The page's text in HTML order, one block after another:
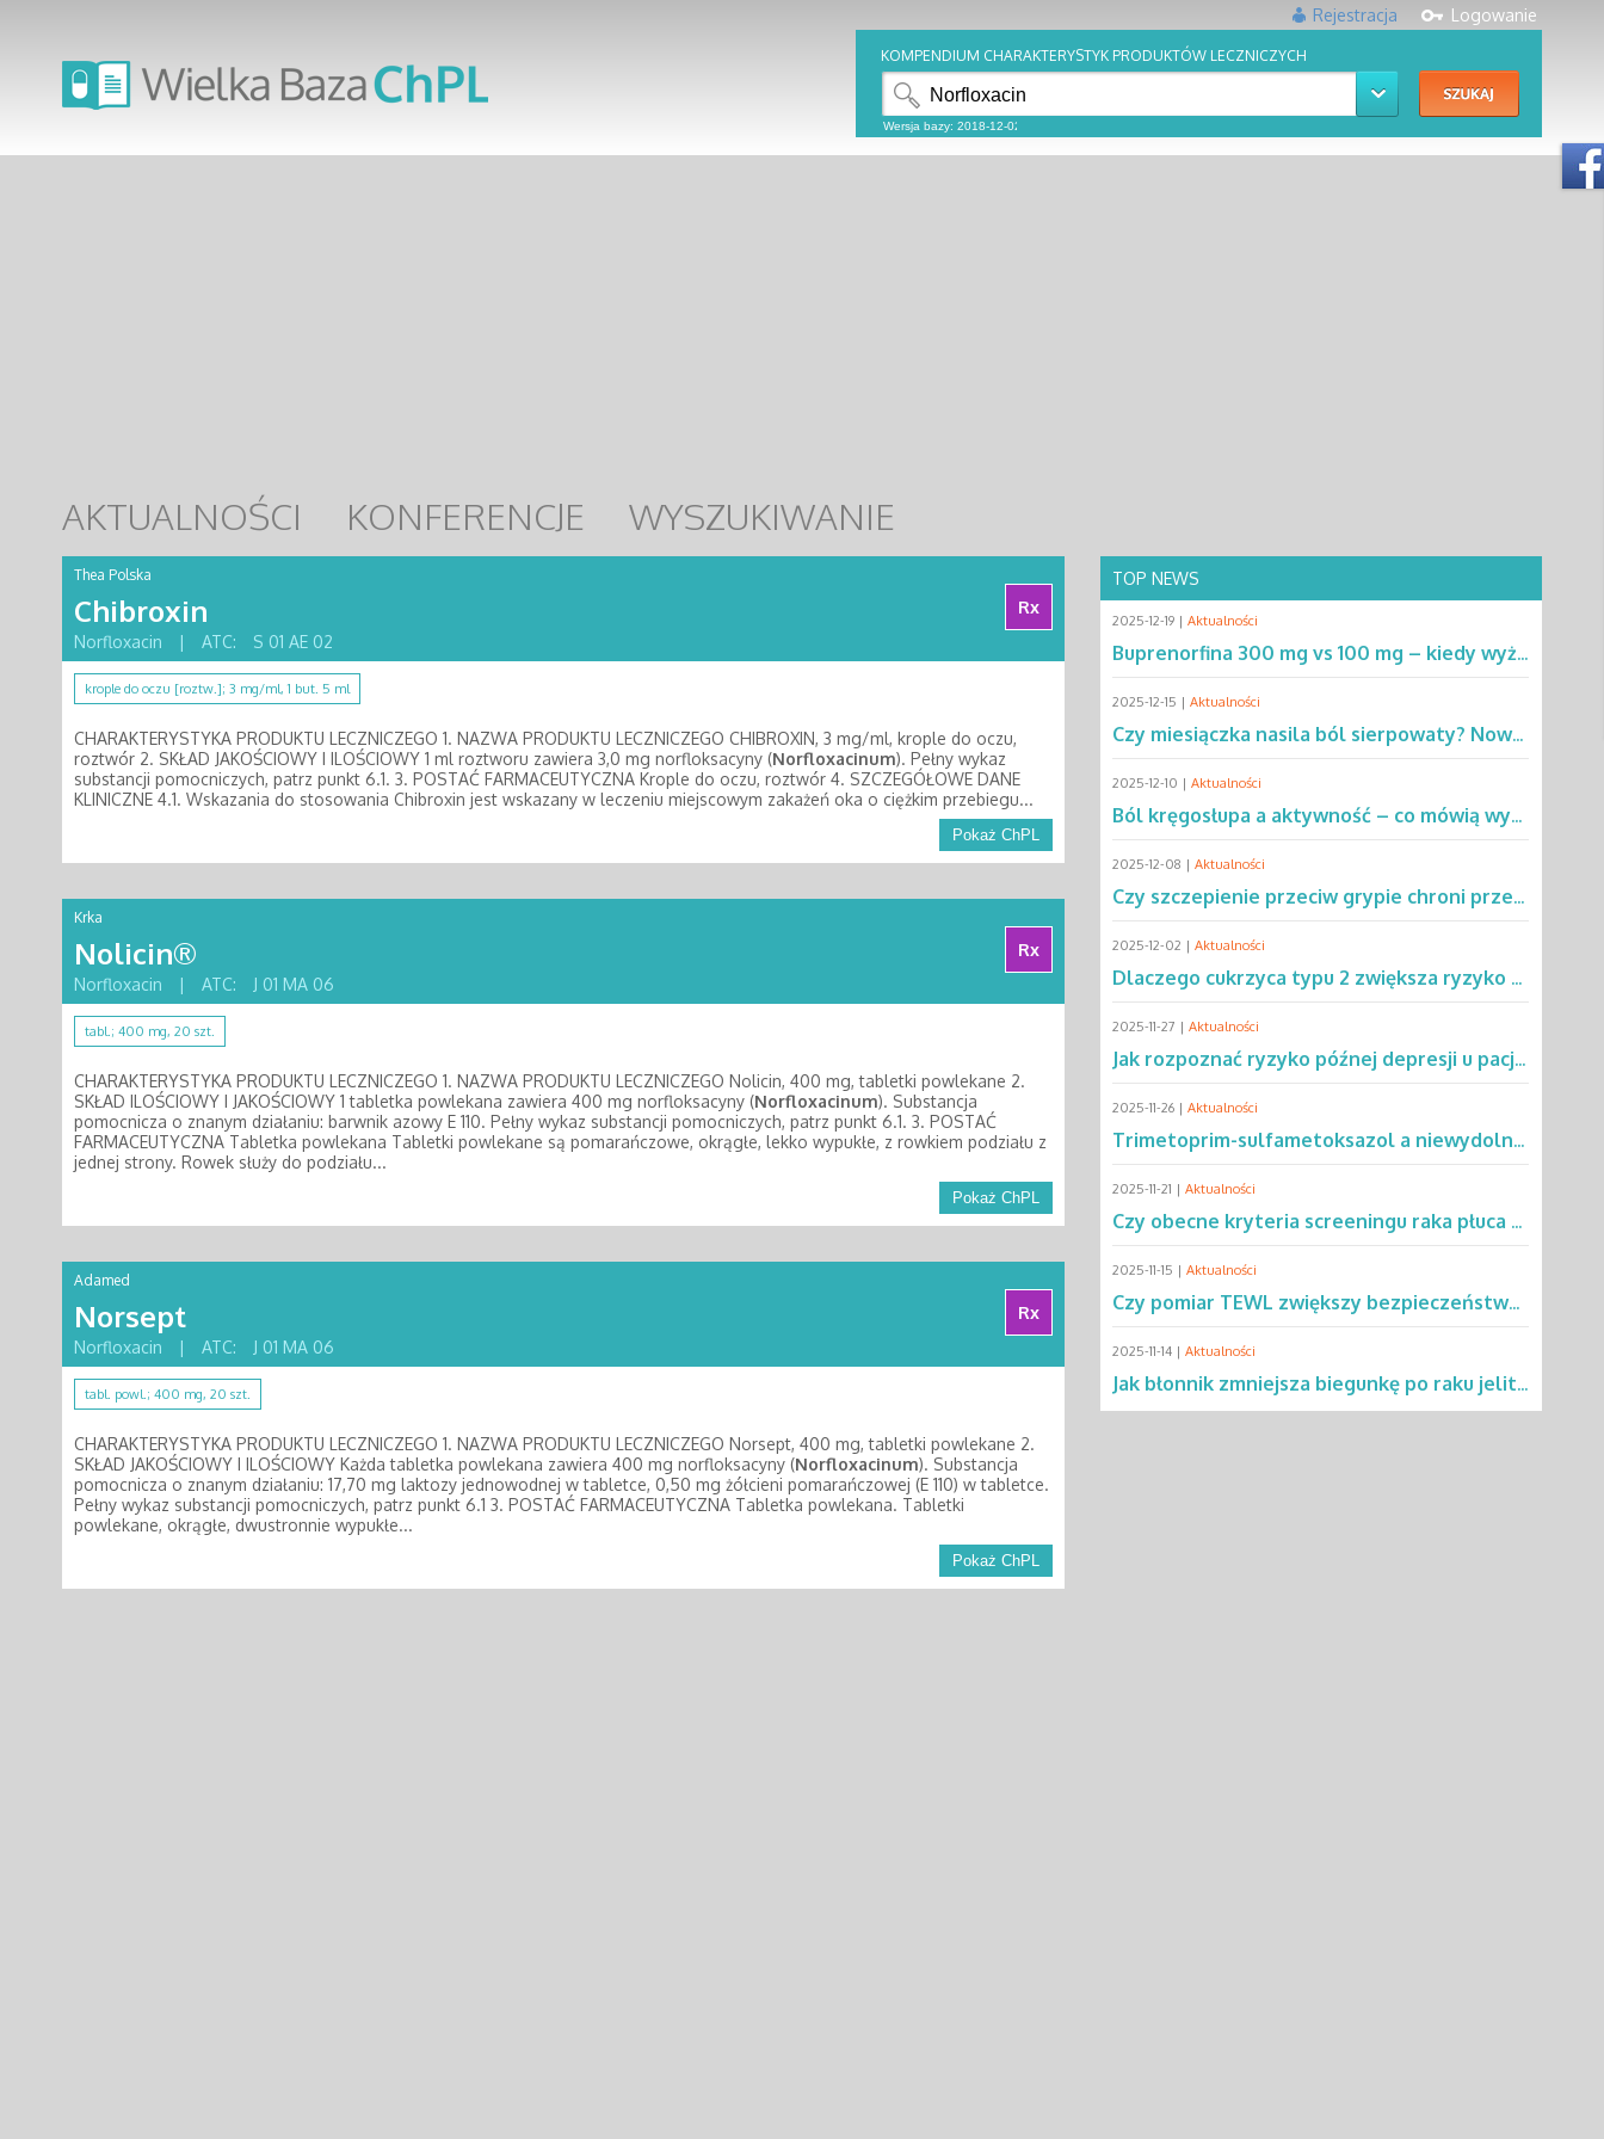
Logowanie
Rejestracja
KOMPENDIUM CHARAKTERYSTYK PRODUKTÓW LECZNICZYCH
AKTUALNOŚCI KONFERENCJE WYSZUKIWANIE
Thea Polska
Chibroxin
Rx
Norfloxacin
| ATC: S 01 AE 02
krople do oczu [roztw.]; 3 mg/ml, 1 but. 5 ml
CHARAKTERYSTYKA PRODUKTU LECZNICZEGO 1. NAZWA PRODUKTU LECZNICZEGO CHIBROXIN, 3 mg/ml, krople do oczu,
roztwór 2. SKŁAD JAKOŚCIOWY I ILOŚCIOWY 1 ml roztworu zawiera 3,0 mg norfloksacyny (Norfloxacinum). Pełny wykaz
substancji pomocniczych, patrz punkt 6.1. 3. POSTAĆ FARMACEUTYCZNA Krople do oczu, roztwór 4. SZCZEGÓŁOWE DANE
KLINICZNE 4.1. Wskazania do stosowania Chibroxin jest wskazany w leczeniu miejscowym zakażeń oka o ciężkim przebiegu...
Pokaż ChPL
Krka
Nolicin®
Rx
Norfloxacin
| ATC: J 01 MA 06
tabl.; 400 mg, 20 szt.
CHARAKTERYSTYKA PRODUKTU LECZNICZEGO 1. NAZWA PRODUKTU LECZNICZEGO Nolicin, 400 mg, tabletki powlekane 2.
SKŁAD ILOŚCIOWY I JAKOŚCIOWY 1 tabletka powlekana zawiera 400 mg norfloksacyny (Norfloxacinum). Substancja
pomocnicza o znanym działaniu: barwnik azowy E 110. Pełny wykaz substancji pomocniczych, patrz punkt 6.1. 3. POSTAĆ
FARMACEUTYCZNA Tabletka powlekana Tabletki powlekane są pomarańczowe, okrągłe, lekko wypukłe, z rowkiem podziału z
jednej strony. Rowek służy do podziału...
Pokaż ChPL
Adamed
Norsept
Rx
Norfloxacin
| ATC: J 01 MA 06
tabl. powl.; 400 mg, 20 szt.
CHARAKTERYSTYKA PRODUKTU LECZNICZEGO 1. NAZWA PRODUKTU LECZNICZEGO Norsept, 400 mg, tabletki powlekane 2.
SKŁAD JAKOŚCIOWY I ILOŚCIOWY Każda tabletka powlekana zawiera 400 mg norfloksacyny (Norfloxacinum). Substancja
pomocnicza o znanym działaniu: 17,70 mg laktozy jednowodnej w tabletce, 0,50 mg żółcieni pomarańczowej (E 110) w tabletce.
Pełny wykaz substancji pomocniczych, patrz punkt 6.1 3. POSTAĆ FARMACEUTYCZNA Tabletka powlekana. Tabletki
powlekane, okrągłe, dwustronnie wypukłe...
Pokaż ChPL
TOP NEWS
2025-12-19 | Aktualności
Buprenorfina 300 mg vs 100 mg – kiedy wyższa dawka ma przewagę? Sprawdź!
2025-12-15 | Aktualności
Czy miesiączka nasila ból sierpowaty? Nowe dane zmieniają podejście do SCD
2025-12-10 | Aktualności
Ból kręgosłupa a aktywność – co mówią wyniki rocznej obserwacji?
2025-12-08 | Aktualności
Czy szczepienie przeciw grypie chroni przed chorobą Parkinsona?
2025-12-02 | Aktualności
Dlaczego cukrzyca typu 2 zwiększa ryzyko gruźlicy? Poznaj mechanizmy
2025-11-27 | Aktualności
Jak rozpoznać ryzyko późnej depresji u pacjentów po leczeniu raka?
2025-11-26 | Aktualności
Trimetoprim-sulfametoksazol a niewydolność oddechowa – co mówią dane?
2025-11-21 | Aktualności
Czy obecne kryteria screeningu raka płuca wykluczają 2/3 pacjentów?
2025-11-15 | Aktualności
Czy pomiar TEWL zwiększy bezpieczeństwo testów alergicznych u dzieci?
2025-11-14 | Aktualności
Jak błonnik zmniejsza biegunkę po raku jelita grubego?